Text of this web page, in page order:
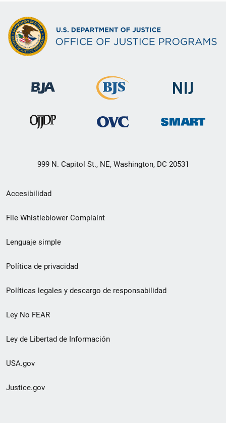
999 N. Capitol St., NE, Washington, DC 20531
Menú
de
de
pie
de
página
Accesibilidad
File Whistleblower Complaint
Lenguaje simple
Política de privacidad
Políticas legales y descargo de responsabilidad
Ley No FEAR
Ley de Libertad de Información
USA.gov
Justice.gov